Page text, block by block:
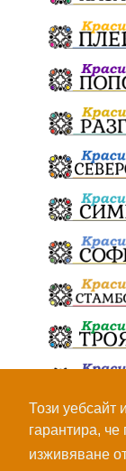
Този уебсайт
гарантира,
изживяване